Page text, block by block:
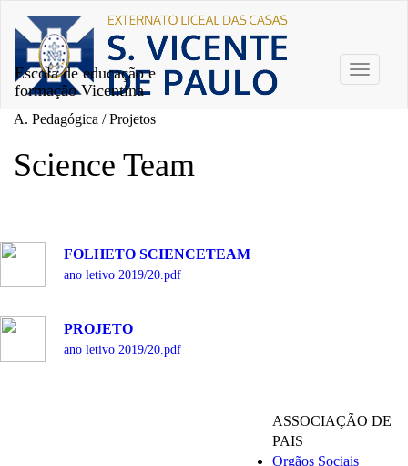
Toggle
Escola de educação e
formação Vicentina
A. Pedagógica / Projetos
Science Team
FOLHETO SCIENCETEAM
ano letivo 2019/20.pdf
PROJETO
ano letivo 2019/20.pdf
ASSOCIAÇÃO DE
PAIS
Orgãos Sociais